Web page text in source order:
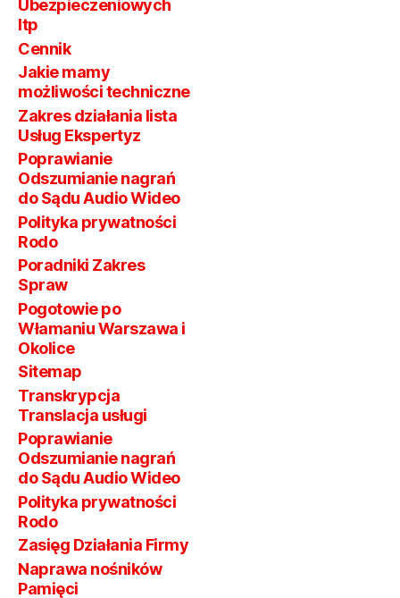
Ubezpieczeniowych
Itp
Cennik
Jakie mamy
możliwości techniczne
Zakres działania lista
Usług Ekspertyz
Poprawianie
Odszumianie nagrań
do Sądu Audio Wideo
Polityka prywatności
Rodo
Poradniki Zakres
Spraw
Pogotowie po
Włamaniu Warszawa i
Okolice
Sitemap
Transkrypcja
Translacja usługi
Poprawianie
Odszumianie nagrań
do Sądu Audio Wideo
Polityka prywatności
Rodo
Zasięg Działania Firmy
Naprawa nośników
Pamięci